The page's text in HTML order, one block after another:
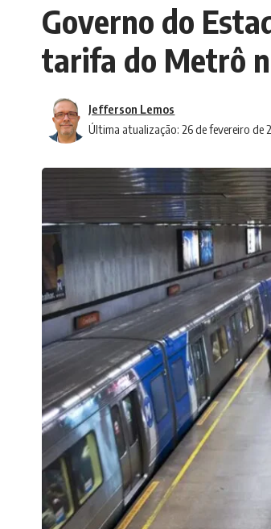
Governo do
tarifa do Metrô
Última atualização: 26 de fevereiro de
Jefferson Lemos